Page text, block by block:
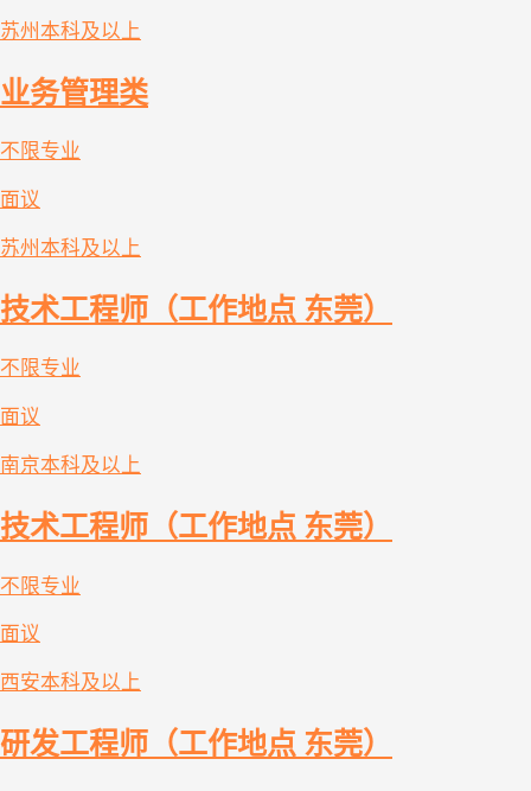
苏州 本科及以上
业务管理类
不限专业
面议
苏州 本科及以上
技术工程师（工作地点 东莞）
不限专业
面议
南京本科及以上
技术工程师（工作地点 东莞）
不限专业
面议
西安本科及以上
研发工程师（工作地点 东莞）